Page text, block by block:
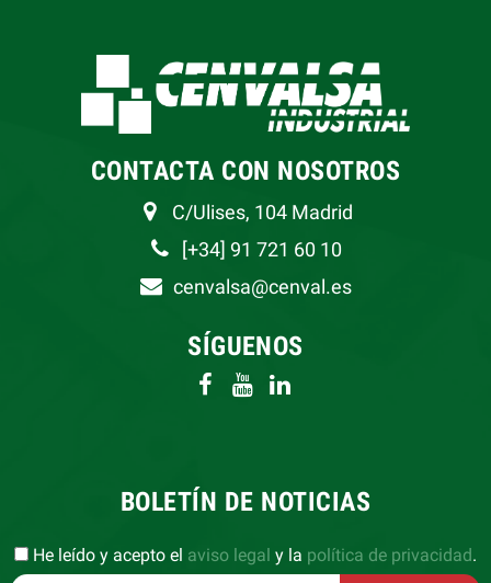
CONTACTA CON NOSOTROS
C/Ulises, 104 Madrid
[+34] 91 721 60 10
cenvalsa@cenval.es
SÍGUENOS
BOLETÍN DE NOTICIAS
He leído y acepto el aviso legal y la política de privacidad.